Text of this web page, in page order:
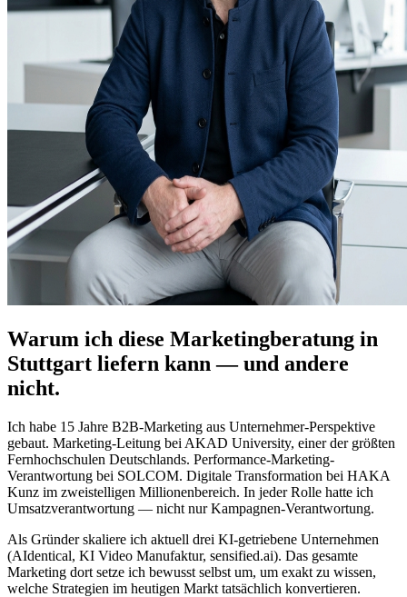
Warum ich diese Marketingberatung in
Stuttgart liefern kann — und andere
nicht.
Ich habe 15 Jahre B2B-Marketing aus Unternehmer-Perspektive
gebaut. Marketing-Leitung bei AKAD University, einer der größten
Fernhochschulen Deutschlands. Performance-Marketing-
Verantwortung bei SOLCOM. Digitale Transformation bei HAKA
Kunz im zweistelligen Millionenbereich. In jeder Rolle hatte ich
Umsatzverantwortung — nicht nur Kampagnen-Verantwortung.
Als Gründer skaliere ich aktuell drei KI-getriebene Unternehmen
(AIdentical, KI Video Manufaktur, sensified.ai). Das gesamte
Marketing dort setze ich bewusst selbst um, um exakt zu wissen,
welche Strategien im heutigen Markt tatsächlich konvertieren.